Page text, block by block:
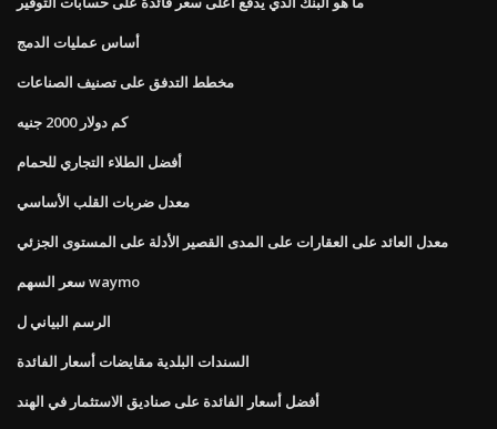
أساس عمليات الدمج
مخطط التدفق على تصنيف الصناعات
كم دولار 2000 جنيه
أفضل الطلاء التجاري للحمام
معدل ضربات القلب الأساسي
معدل العائد على العقارات على المدى القصير الأدلة على المستوى الجزئي
سعر السهم waymo
الرسم البياني ل
السندات البلدية مقايضات أسعار الفائدة
أفضل أسعار الفائدة على صناديق الاستثمار في الهند